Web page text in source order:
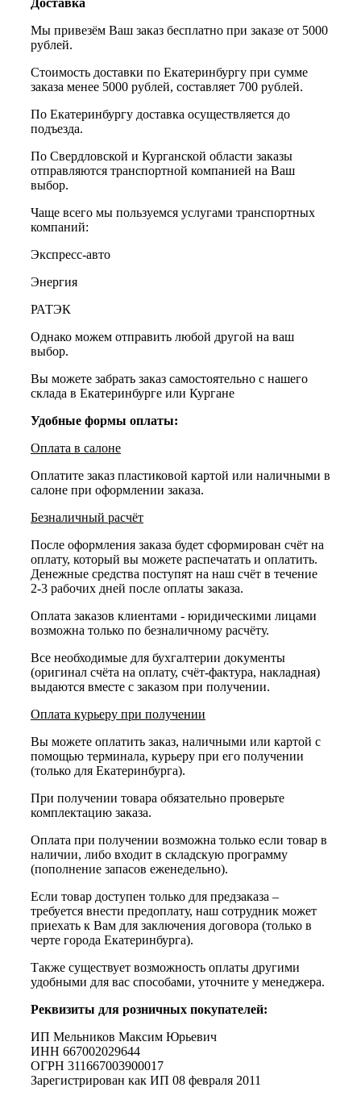
Доставка
Мы привезём Ваш заказ бесплатно при заказе от 5000
рублей.
Стоимость доставки по Екатеринбургу при сумме
заказа менее 5000 рублей, составляет 700 рублей.
По Екатеринбургу доставка осуществляется до
подъезда.
По Свердловской и Курганской области заказы
отправляются транспортной компанией на Ваш
выбор.
Чаще всего мы пользуемся услугами транспортных
компаний:
Экспресс-авто
Энергия
РАТЭК
Однако можем отправить любой другой на ваш
выбор.
Вы можете забрать заказ самостоятельно с нашего
склада в Екатеринбурге или Кургане
Удобные формы оплаты:
Оплата в салоне
Оплатите заказ пластиковой картой или наличными в
салоне при оформлении заказа.
Безналичный расчёт
После оформления заказа будет сформирован счёт на
оплату, который вы можете распечатать и оплатить.
Денежные средства поступят на наш счёт в течение
2-3 рабочих дней после оплаты заказа.
Оплата заказов клиентами - юридическими лицами
возможна только по безналичному расчёту.
Все необходимые для бухгалтерии документы
(оригинал счёта на оплату, счёт-фактура, накладная)
выдаются вместе с заказом при получении.
Оплата курьеру при получении
Вы можете оплатить заказ, наличными или картой с
помощью терминала, курьеру при его получении
(только для Екатеринбурга).
При получении товара обязательно проверьте
комплектацию заказа.
Оплата при получении возможна только если товар в
наличии, либо входит в складскую программу
(пополнение запасов еженедельно).
Если товар доступен только для предзаказа –
требуется внести предоплату, наш сотрудник может
приехать к Вам для заключения договора (только в
черте города Екатеринбурга).
Также существует возможность оплаты другими
удобными для вас способами, уточните у менеджера.
Реквизиты для розничных покупателей:
ИП Мельников Максим Юрьевич
ИНН 667002029644
ОГРН 311667003900017
Зарегистрирован как ИП 08 февраля 2011